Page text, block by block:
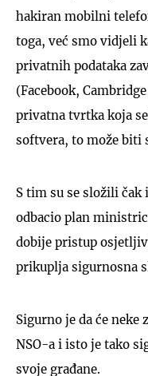
hakiran mobilni
toga, već smo vidjeli
privatnih podataka
(Facebook,
privatna tvrtka koja
softvera, to može biti
S tim su se složili čak
odbacio plan
dobije pristup
prikuplja sigurnosna
Sigurno je da će
NSO-a i isto je tako
svoje građane.